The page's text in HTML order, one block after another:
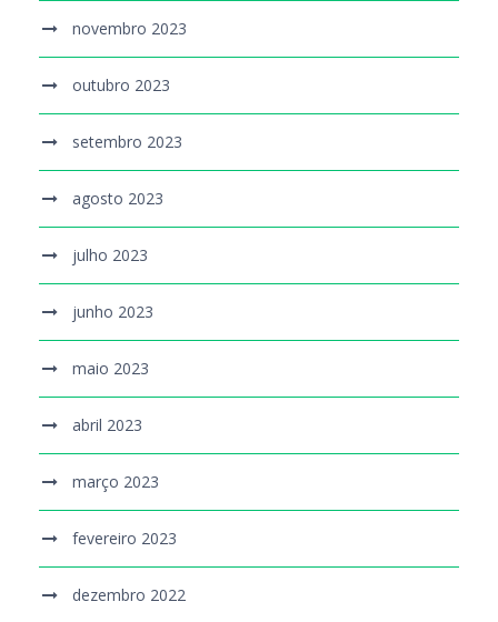
novembro 2023
outubro 2023
setembro 2023
agosto 2023
julho 2023
junho 2023
maio 2023
abril 2023
março 2023
fevereiro 2023
dezembro 2022